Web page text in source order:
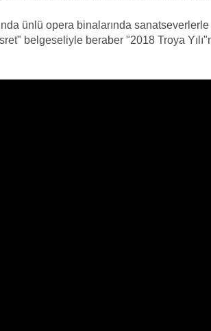
ünlü opera binalarında sanatseverlerle
belgeseliyle beraber "2018 Troya